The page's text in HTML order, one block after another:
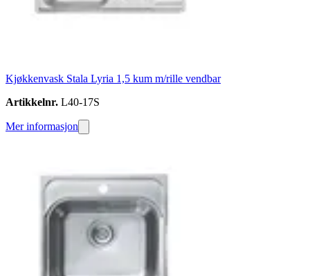
Kjøkkenvask Stala Lyria 1,5 kum m/rille vendbar
Artikkelnr. L40-17S
Mer informasjon